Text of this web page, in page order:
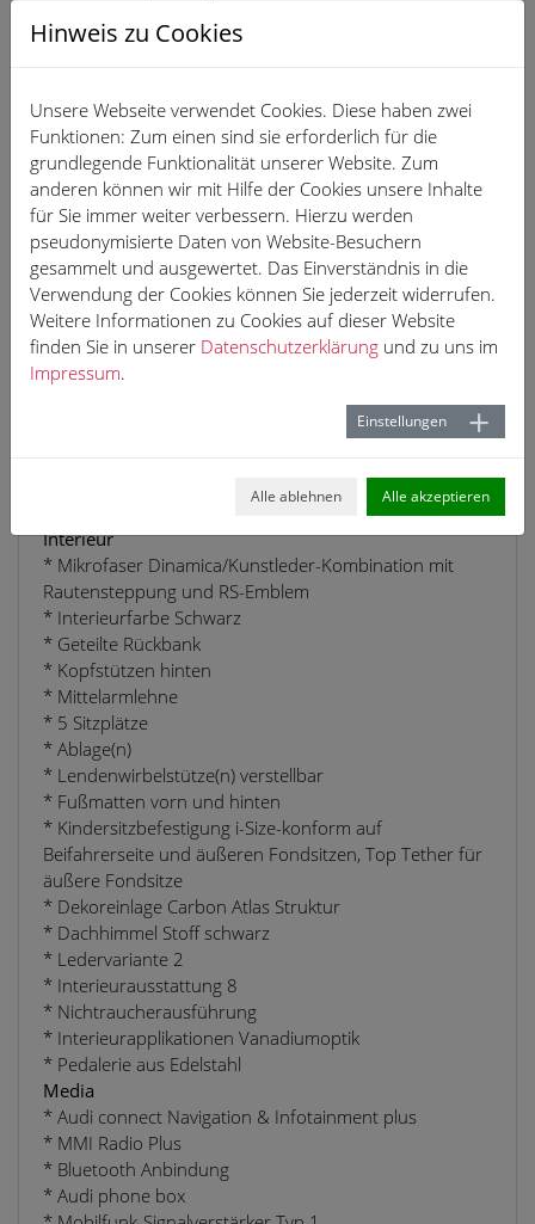
* Abstandstempomat
* Beifahrerairbag-Deaktivierung
* Gurtanlegekontrolle mit Sitzbelegungserkennung
hinten
* Radschrauben mit Diebstahlsicherung
* Kindersicherung elektrisch
Exterieur
* Alufelgen 19 Zoll
* Einpark-Assistent
* Color-Verglasung
* Matrix LED-Scheinwerfer
* Außenspiegelgehäuse in Wagenfarbe
Interieur
* Mikrofaser Dinamica/Kunstleder-Kombination mit
Rautensteppung und RS-Emblem
* Interieurfarbe Schwarz
* Geteilte Rückbank
* Kopfstützen hinten
* Mittelarmlehne
* 5 Sitzplätze
* Ablage(n)
* Lendenwirbelstütze(n) verstellbar
* Fußmatten vorn und hinten
* Kindersitzbefestigung i-Size-konform auf
Beifahrerseite und äußeren Fondsitzen, Top Tether für
äußere Fondsitze
* Dekoreinlage Carbon Atlas Struktur
* Dachhimmel Stoff schwarz
* Ledervariante 2
* Interieurausstattung 8
* Nichtraucherausführung
* Interieurapplikationen Vanadiumoptik
* Pedalerie aus Edelstahl
Media
* Audi connect Navigation & Infotainment plus
* MMI Radio Plus
* Bluetooth Anbindung
* Audi phone box
Hinweis zu Cookies
Unsere Webseite verwendet Cookies. Diese haben zwei
Funktionen: Zum einen sind sie erforderlich für die
grundlegende Funktionalität unserer Website. Zum
anderen können wir mit Hilfe der Cookies unsere Inhalte
für Sie immer weiter verbessern. Hierzu werden
pseudonymisierte Daten von Website-Besuchern
gesammelt und ausgewertet. Das Einverständnis in die
Verwendung der Cookies können Sie jederzeit widerrufen.
Weitere Informationen zu Cookies auf dieser Website
finden Sie in unserer Datenschutzerklärung und zu uns im
Impressum.
Einstellungen
Alle ablehnen Alle akzeptieren